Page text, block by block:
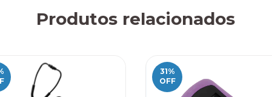
Produtos relacionados
31%
OFF